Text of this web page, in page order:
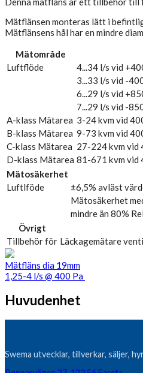
Mätflänsen monteras lätt i
Mätflänsens hål har en mindre
Mätområde
Luftflöde
4...34 l/s vid
3...33 l/s vid -
6...29 l/s vid
7...29 l/s vid -
A-klass Mätarea 3-24 kvm vid
B-klass Mätarea 9-73 kvm vid
C-klass Mätarea 27-224 kvm vid
D-klass Mätarea 81-671 kvm vid
Mätosäkerhet
Luftlföde
±6,5% avläst
Mätosäkerhet
mindre än 80%
Övrigt
Tillbehör för Läckagemätare
Mätfläns dia 19mm
1,25-4 l/s @ 400 Pa
Huvudenhet
Swema utvecklar, tillverkar, säljer,